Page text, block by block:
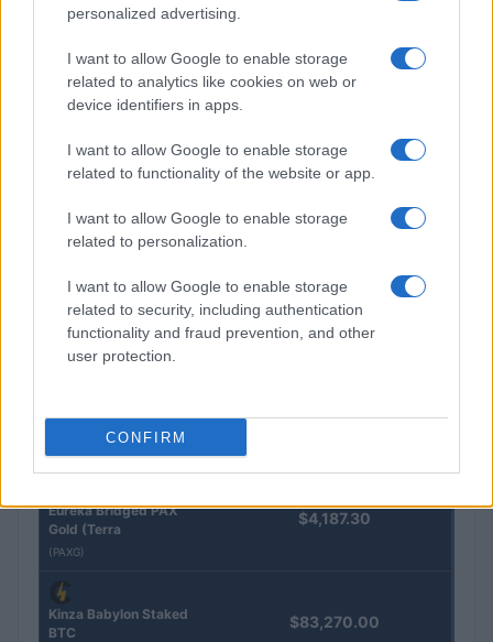
personalized advertising.
I want to allow Google to enable storage
related to analytics like cookies on web or
device identifiers in apps.
I want to allow Google to enable storage
related to functionality of the website or app.
I want to allow Google to enable storage
related to personalization.
I want to allow Google to enable storage
related to security, including authentication
functionality and fraud prevention, and other
user protection.
CONFIRM
La macchina usata più affidabile: un investimento che esige
ponderazione
Redazione · 5 Ago 2026
Eureka Bridged PAX
Gold (Terra
(PAXG)
$4,187.30
Kinza Babylon Staked
BTC
$83,270.00